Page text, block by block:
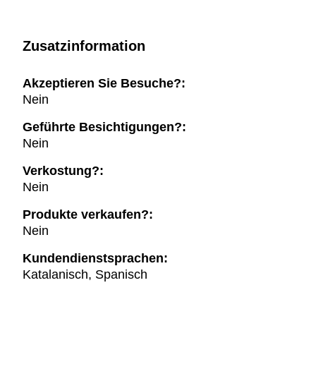
Zusatzinformation
Akzeptieren Sie Besuche?:
Nein
Geführte Besichtigungen?:
Nein
Verkostung?:
Nein
Produkte verkaufen?:
Nein
Kundendienstsprachen:
Katalanisch, Spanisch